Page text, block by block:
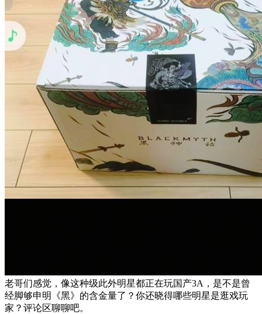
老哥们感觉，像这种级此外明星都正在玩国产3A，是不是曾
经脚够申明《黑》的含金量了？你还晓得哪些明星是逛戏玩
家？评论区聊聊吧。